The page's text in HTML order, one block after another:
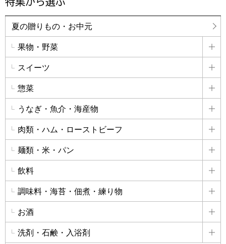
夏の贈りもの・お中元
果物・野菜
詳
スイーツ
詳
惣菜
詳
うなぎ・魚介・海産物
詳
肉類・ハム・ローストビーフ
詳
麺類・米・パン
詳
飲料
詳
調味料・海苔・佃煮・練り物
詳
お酒
詳
洗剤・石鹸・入浴剤
詳